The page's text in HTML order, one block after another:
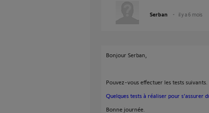
Serban il y a 6 mois
Bonjour Serban,
Pouvez-vous effectuer les tests suivants.
Quelques tests à réaliser pour
Bonne journée.